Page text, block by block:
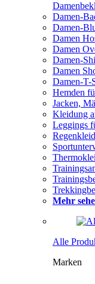
Damen-
Damen-
Damen
Damen
Damen-
Damen
Damen-T-
Hemden
Jacken,
Kleidung
Leggings
Mehr
Alle
Marken